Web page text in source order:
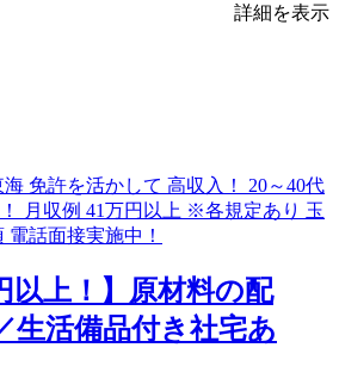
詳細を表示
以上！】原材料の配
生活備品付き社宅あ